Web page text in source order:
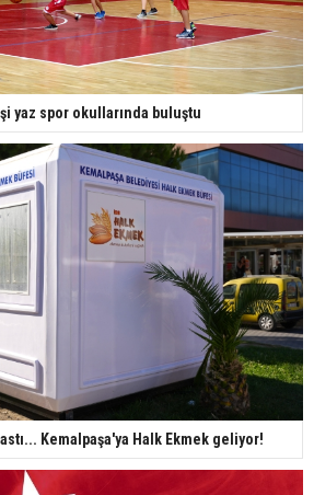
yaz spor okullarında buluştu
Kemalpaşa'ya Halk Ekmek geliyor!